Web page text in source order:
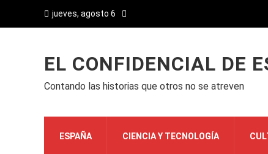
jueves, agosto 6
EL CONFIDENCIAL DE
Contando las historias que otros no se atreven
ESPAÑA CIENCIA Y TECNOLOGÍA